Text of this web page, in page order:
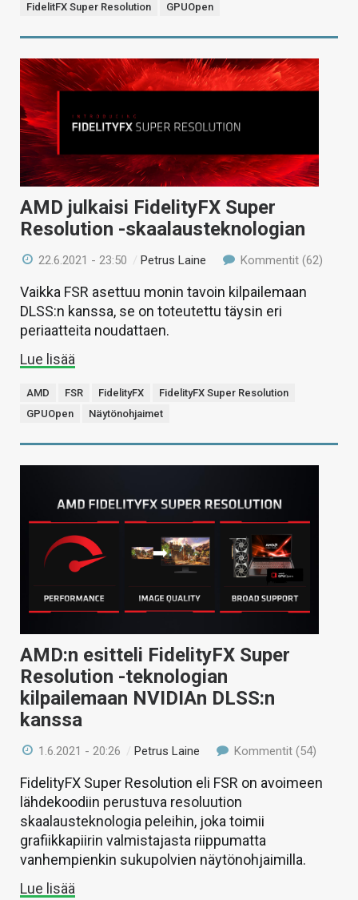
FidelitFX Super Resolution GPUOpen
AMD julkaisi FidelityFX Super
Resolution -skaalausteknologian
22.6.2021 - 23:50 / Petrus Laine Kommentit (62)
Vaikka FSR asettuu monin tavoin kilpailemaan
DLSS:n kanssa, se on toteutettu täysin eri
periaatteita noudattaen.
Lue lisää
AMD FSR FidelityFX
FidelityFX Super Resolution
GPUOpen
Näytönohjaimet
AMD:n esitteli FidelityFX Super
Resolution -teknologian
kilpailemaan NVIDIAn DLSS:n
kanssa
1.6.2021 - 20:26 /Petrus Laine Kommentit (54)
FidelityFX Super Resolution eli FSR on avoimeen
lähdekoodiin perustuva resoluution
skaalausteknologia peleihin, joka toimii
grafiikkapiirin valmistajasta riippumatta
vanhempienkin sukupolvien näytönohjaimilla.
Lue lisää